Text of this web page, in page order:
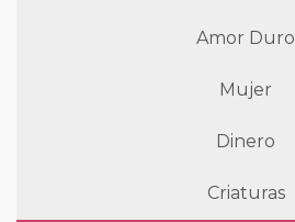
Amor Duro
Mujer
Dinero
Criaturas